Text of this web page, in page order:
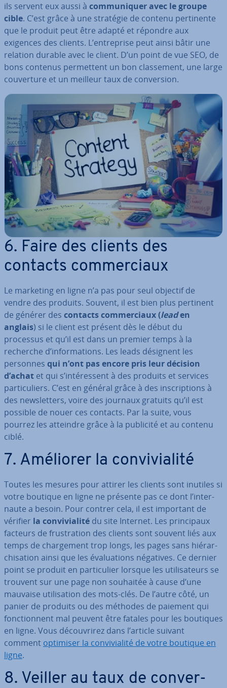
ils servent eux aussi à com­mu­ni­quer avec le groupe
cible. C’est grâce à une stratégie de contenu per­ti­nente
que le produit peut être adapté et répondre aux
exigences des clients. L’en­tre­prise peut ainsi bâtir une
relation durable avec le client. D’un point de vue SEO, de
bons contenus per­met­tent un bon clas­se­ment, une large
cou­ver­ture et un meilleur taux de con­ver­sion.
6. Faire des clients des
contacts com­mer­ciaux
Le marketing en ligne n’a pas pour seul objectif de
vendre des produits. Souvent, il est bien plus pertinent
de générer des contacts com­mer­ciaux (leaden
anglais) si le client est présent dès le début du
processus et qu’il est dans un premier temps à la
recherche d’in­for­ma­tions. Les leads désignent les
personnes qui n’ont pas encore pris leur décision
d’achat et qui s’in­té­res­sent à des produits et services
par­ti­cu­liers. C’est en général grâce à des ins­crip­tions à
des news­let­ters, voire des journaux gratuits qu’il est
possible de nouer ces contacts. Par la suite, vous
pourrez les atteindre grâce à la publicité et au contenu
ciblé.
7. Améliorer la con­vi­via­lité
Toutes les mesures pour attirer les clients sont inutiles si
votre boutique en ligne ne présente pas ce dont l’in­ter­
naute a besoin. Pour contrer cela, il est important de
vérifier la con­vi­via­lité du site Internet. Les prin­ci­paux
facteurs de frus­tra­tion des clients sont souvent liés aux
temps de char­ge­ment trop longs, les pages sans hié­rar­
chi­sa­tion ainsi que les éva­lua­tions négatives. Ce dernier
point se produit en par­ti­cu­lier lorsque les uti­li­sa­teurs se
trouvent sur une page non souhaitée à cause d’une
mauvaise uti­li­sa­tion des mots-clés. De l’autre côté, un
panier de produits ou des méthodes de paiement qui
fonc­tion­nent mal peuvent être fatales pour les boutiques
en ligne. Vous dé­cou­vri­rez dans l’article suivant
comment optimiser la con­vi­via­lité de votre boutique en
ligne.
8. Veiller au taux de con­ver­